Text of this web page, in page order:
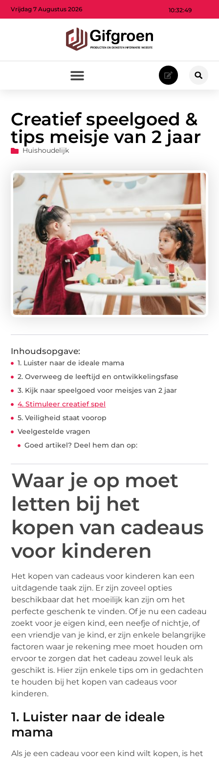
10:32:50
Vrijdag 7 Augustus 2026
Creatief speelgoed &
tips meisje van 2 jaar
Huishoudelijk
Inhoudsopgave:
1. Luister naar de ideale mama
2. Overweeg de leeftijd en ontwikkelingsfase
3. Kijk naar speelgoed voor meisjes van 2 jaar
4. Stimuleer creatief spel
5. Veiligheid staat voorop
Veelgestelde vragen
Goed artikel? Deel hem dan op:
Waar je op moet
letten bij het
kopen van cadeaus
voor kinderen
Het kopen van cadeaus voor kinderen kan een
uitdagende taak zijn. Er zijn zoveel opties
beschikbaar dat het moeilijk kan zijn om het
perfecte geschenk te vinden. Of je nu een cadeau
zoekt voor je eigen kind, een neefje of nichtje, of
een vriendje van je kind, er zijn enkele belangrijke
factoren waar je rekening mee moet houden om
ervoor te zorgen dat het cadeau zowel leuk als
geschikt is. Hier zijn enkele tips om in gedachten
te houden bij het kopen van cadeaus voor
kinderen.
1. Luister naar de ideale
mama
Als je een cadeau voor een kind wilt kopen, is het